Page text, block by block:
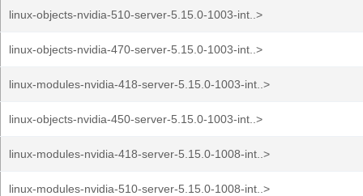
linux-objects-nvidia-510-server-5.15.0-1003-int..>
linux-objects-nvidia-470-server-5.15.0-1003-int..>
linux-modules-nvidia-418-server-5.15.0-1003-int..>
linux-objects-nvidia-450-server-5.15.0-1003-int..>
linux-modules-nvidia-418-server-5.15.0-1008-int..>
linux-modules-nvidia-510-server-5.15.0-1008-int..>